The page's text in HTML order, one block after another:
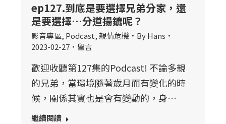
ep127.到底是要選擇兄弟分家，還
是要選擇…分道揚鑣呢？
影音專區, Podcast,親情危機 ByHans
2023-02-27
留言
歡迎收聽第127集的Podcast! 不論多親
的兄弟，當環境隨著歲月而有變化的時
候，關係其實也是會有變動的，身…
繼續閱讀